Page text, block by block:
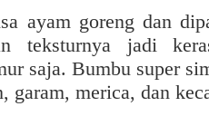
ayam goreng dan
teksturnya jadi
saja. Bumbu super
garam, merica, dan